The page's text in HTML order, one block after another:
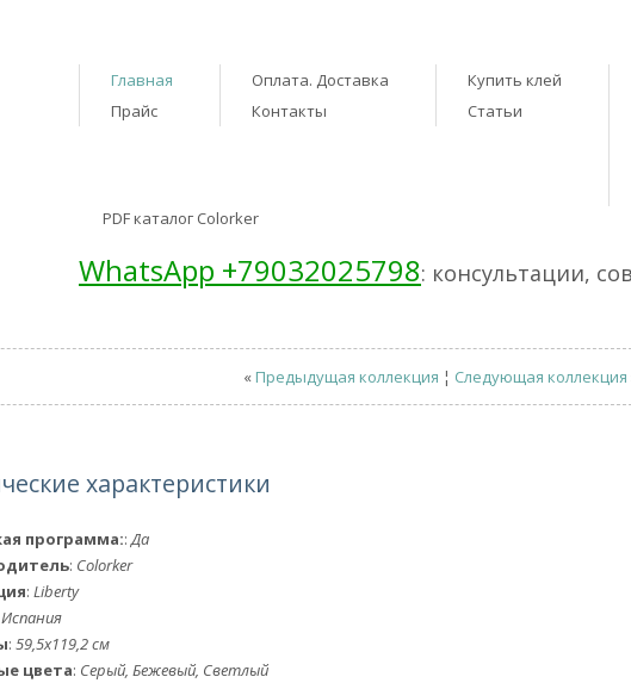
Главная
Прайс
Оплата. Доставка
Контакты
Купить клей
Статьи
PDF каталог Colorker
WhatsApp +79032025798: консультации,
« Предыдущая коллекция ¦ Следующая коллекция
характеристики
программа::Да
: Colorker
:Liberty
Испания
:59,5x119,2 см
цвета: Серый, Бежевый, Светлый